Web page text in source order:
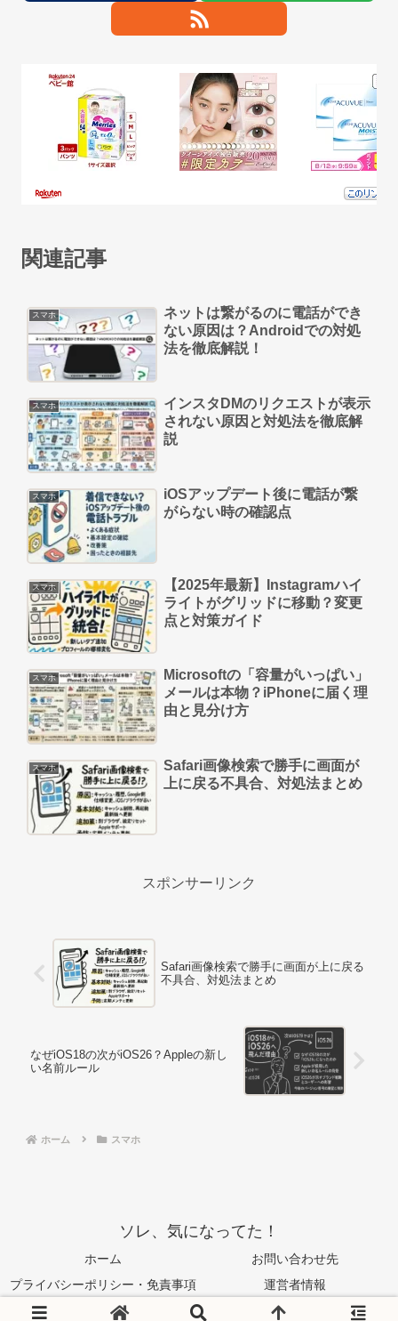
関連記事
スマホ
ネットは繋がるのに電話ができ
ない原因は？Androidでの対処
法を徹底解説！
スマホ
インスタDMのリクエストが表示
されない原因と対処法を徹底解
説
スマホ
iOSアップデート後に電話が繋
がらない時の確認点
スマホ
【2025年最新】Instagramハイ
ライトがグリッドに移動？変更
点と対策ガイド
スマホ
Microsoftの「容量がいっぱい」
メールは本物？iPhoneに届く理
由と見分け方
スマホ
Safari画像検索で勝手に画面が
上に戻る不具合、対処法まとめ
スポンサーリンク
Safari画像検索で勝手に画面が上に戻る
不具合、対処法まとめ
なぜiOS18の次がiOS26？Appleの新し
い名前ルール
ホーム スマホ
ソレ、気になってた！
ホーム
お問い合わせ先
プライバシーポリシー・免責事項
運営者情報
© 2024 ソレ、気になってた！.